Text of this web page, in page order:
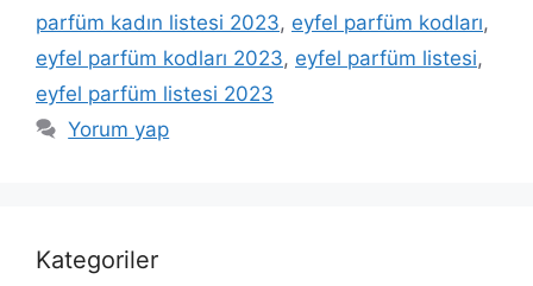
parfüm kadın listesi 2023, eyfel parfüm kodları,
eyfel parfüm kodları 2023, eyfel parfüm listesi,
eyfel parfüm listesi 2023
Yorum yap
Kategoriler